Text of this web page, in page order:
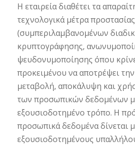
Η εταιρεία διαθέτει τα
τεχνολογικά μέτρα προστασίας
(συμπεριλαμβανομένων
κρυπτογράφησης,
ψευδονυμοποίησης όπου
προκειμένου να αποτρέψει
μεταβολή, αποκάλυψη και
των προσωπικών δεδομένων
εξουσιοδοτημένο τρόπο. Η
προσωπικά δεδομένα δίνεται
εξουσιοδοτημένους